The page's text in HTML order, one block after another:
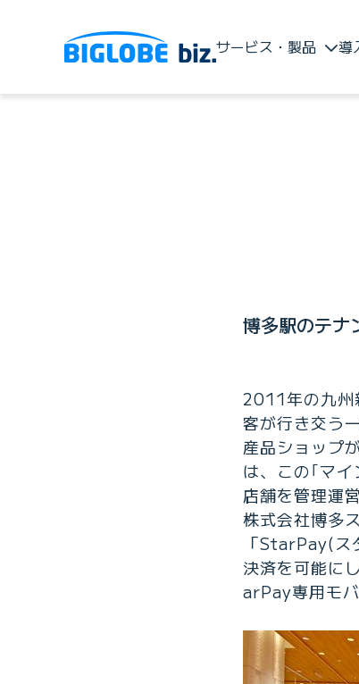
サービス・製品 導
博多駅のテナ
2011年の九州
客が行き交う
産品ショップ
は、この｢マ
店舗を管理運
株式会社博多
「StarPay(
決済を可能に
arPay専用モ